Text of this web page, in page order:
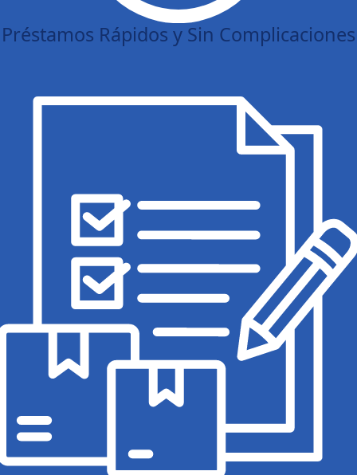
Préstamos Rápidos y Sin Complicaciones